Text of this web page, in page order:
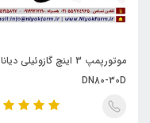
موتورپمپ 3 اینچ گازوئیلی دیانا
DN80-30D